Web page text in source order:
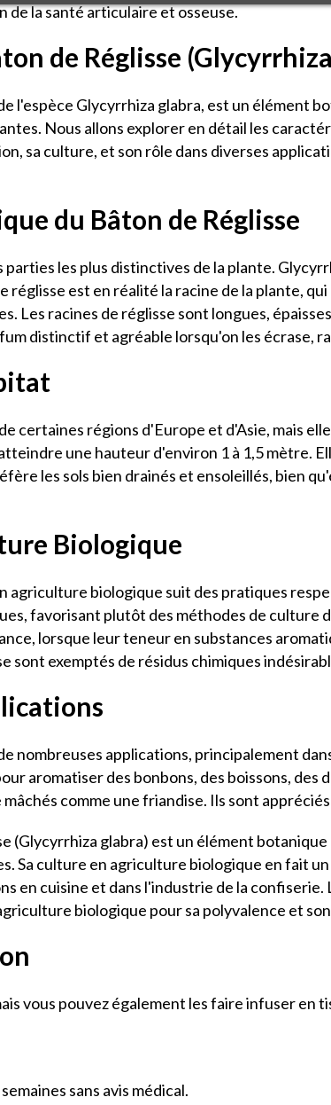
de la santé articulaire et osseuse.
de Réglisse
l'espèce Glycyrrhiza glabra, est un élément
Nous allons explorer en détail les
sa culture, et son rôle dans diverses
du Bâton de Réglisse
parties les plus distinctives de la plante.
réglisse est en réalité la racine de la plante,
Les racines de réglisse sont longues,
distinctif et agréable lorsqu'on les écrase,
certaines régions d'Europe et d'Asie, mais
une hauteur d'environ 1 à 1,5 mètre.
les sols bien drainés et ensoleillés, bien
Biologique
agriculture biologique suit des pratiques
favorisant plutôt des méthodes de culture
lorsque leur teneur en substances
sont exemptés de résidus chimiques
nombreuses applications, principalement
aromatiser des bonbons, des boissons, des
comme une friandise. Ils sont
(Glycyrrhiza glabra) est un élément
Sa culture en agriculture biologique en fait
en cuisine et dans l'industrie de la confiserie.
biologique pour sa polyvalence et
vous pouvez également les faire infuser en
sans avis médical.